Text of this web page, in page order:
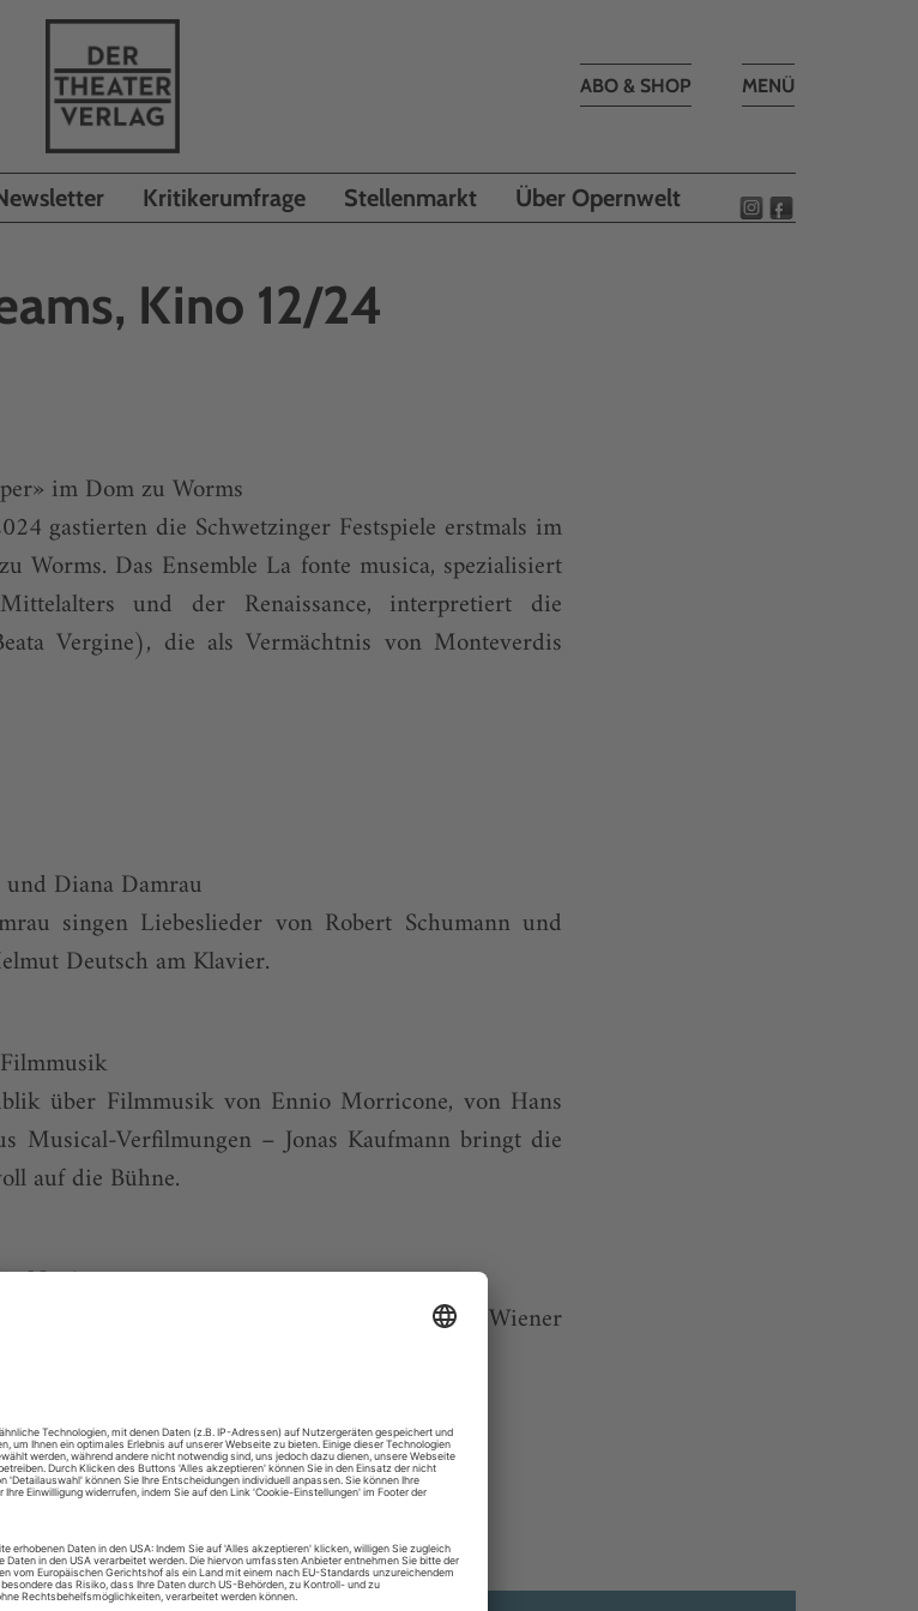
Toggle
MENÜ
ABO & SHOP
Kritikerumfrage Stellenmarkt Über Opernwelt
Kino 12/24
im Dom zu Worms
gastierten die Schwetzinger Festspiele erstmals im
Worms. Das Ensemble La fonte musica, spezialisiert
und der Renaissance, interpretiert die
Vergine), die als Vermächtnis von Monteverdis
Diana Damrau
singen Liebeslieder von Robert Schumann und
Deutsch am Klavier.
über Filmmusik von Ennio Morricone, von Hans
Musical-Verfilmungen – Jonas Kaufmann bringt die
auf die Bühne.
Nr. 9
unter der Leitung von Petr Popelka im Wiener
und Debussy
del Gonfalone, das für seine ...